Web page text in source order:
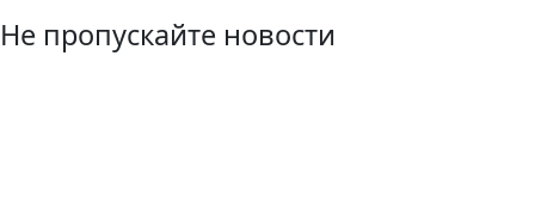
Не пропускайте новости